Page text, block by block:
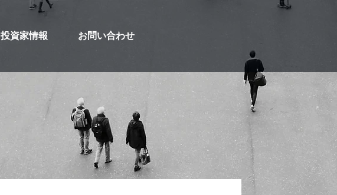
投資家情報 お問い合わせ